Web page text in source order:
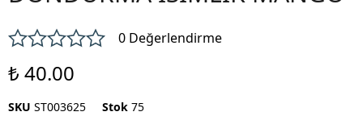
0 Değerlendirme
₺ 40.00
SKU ST003625 Stok 75